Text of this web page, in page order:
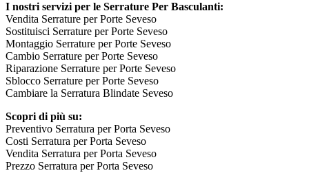
I nostri servizi per le Serrature Per Basculanti:
Vendita Serrature per Porte Seveso
Sostituisci Serrature per Porte Seveso
Montaggio Serrature per Porte Seveso
Cambio Serrature per Porte Seveso
Riparazione Serrature per Porte Seveso
Sblocco Serrature per Porte Seveso
Cambiare la Serratura Blindate Seveso
Scopri di più su:
Preventivo Serratura per Porta Seveso
Costi Serratura per Porta Seveso
Vendita Serratura per Porta Seveso
Prezzo Serratura per Porta Seveso